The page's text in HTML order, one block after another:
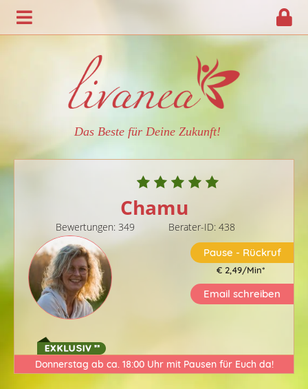
Das Beste für Deine Zukunft!
Chamu
Bewertungen: 349
Berater-ID: 438
Pause - Rückruf
€ 2,49/Min*
Email schreiben
Donnerstag ab ca. 18:00 Uhr mit Pausen für Euch da!